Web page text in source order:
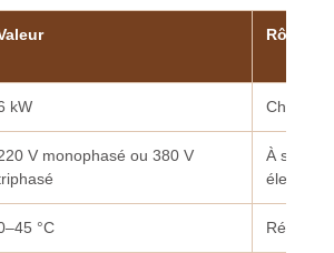
Rôle
kW
V monophasé ou 380 V
À
électrique
°C Réglage